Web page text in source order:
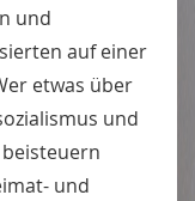
und
auf einer
etwas über
und
und